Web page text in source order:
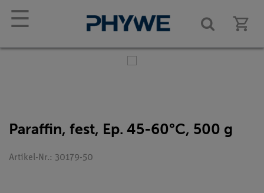
☰
Paraffin, fest, Ep. 45-60°C, 500 g
Artikel-Nr.: 30179-50